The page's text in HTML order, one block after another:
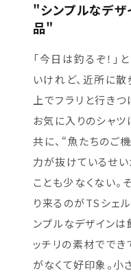
"シンプルなデ
品"
「今日は釣るぞ！
いけれど、近所に
上でフラリと行き
お気に入りのシャ
共に、“魚たちのご
力が抜けているせ
ことも少なくない。
り来るのがTSシェ
ンプルなデザイン
ッチリの素材ででき
がなくて好印象。小